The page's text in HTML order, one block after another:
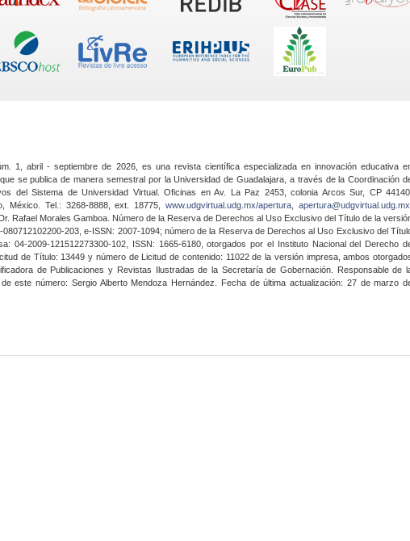
1, abril - septiembre de 2026, es una revista científica especializada en innovación educativa
se publica de manera semestral por la Universidad de Guadalajara, a través de la Coordinación
del Sistema de Universidad Virtual. Oficinas en Av. La Paz 2453, colonia Arcos Sur, CP 44140,
México. Tel.: 3268-8888, ext. 18775,www.udgvirtual.udg.mx/apertura apertura@udgvirtual.udg.mx
Rafael Morales Gamboa. Número de la Reserva de Derechos al Uso Exclusivo del Título de la
080712102200-203, e-ISSN: 2007-1094; número de la Reserva de Derechos al Uso Exclusivo del
04-2009-121512273300-102, ISSN: 1665-6180, otorgados por el Instituto Nacional del Derecho
de Título: 13449 y número de Licitud de contenido: 11022 de la versión impresa, ambos
de Publicaciones y Revistas Ilustradas de la Secretaría de Gobernación. Responsable de
este número: Sergio Alberto Mendoza Hernández. Fecha de última actualización: 27 de marzo